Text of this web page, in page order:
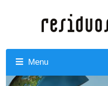
Menu